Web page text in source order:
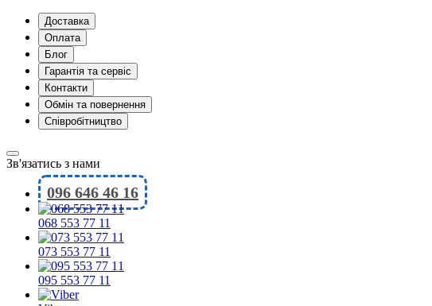
Доставка
Оплата
Блог
Гарантія та сервіс
Контакти
Обмін та повернення
Співробітництво
Зв'язатись з нами
096 646 46 16
068 553 77 11
073 553 77 11
095 553 77 11